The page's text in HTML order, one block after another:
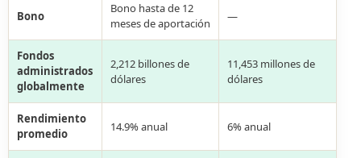
Bono
Bono hasta de 12
meses de aportación
—
Fondos
administrados
globalmente
2,212 billones de
dólares
11,453 millones de
dólares
Rendimiento
promedio
14.9% anual 6% anual